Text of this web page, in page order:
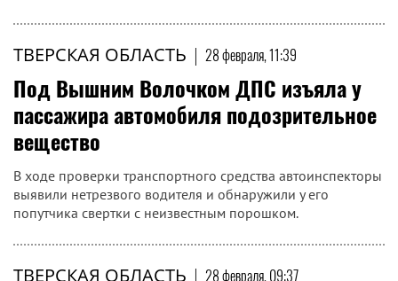
ТВЕРСКАЯ ОБЛАСТЬ | 28 февраля, 11:39
Под Вышним Волочком ДПС изъяла у
пассажира автомобиля подозрительное
вещество
В ходе проверки транспортного средства автоинспекторы
выявили нетрезвого водителя и обнаружили у его
попутчика свертки с неизвестным порошком.
ТВЕРСКАЯ ОБЛАСТЬ | 28 февраля, 09:37